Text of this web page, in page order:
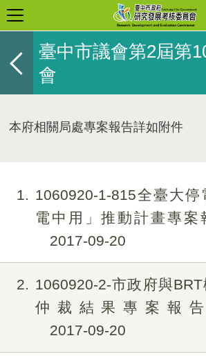
臺中市議會第2屆第
會
本府相關局處專案報告詳如附件
1
1060920-1-815全臺大
電中用」推動計畫專
2017-09-20
2
1060920-2-市政府與
仲裁結果專案報
2017-09-20